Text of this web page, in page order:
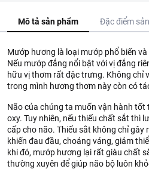
Mô tả sản phẩm Đặc điểm
Mướp hương là loại mướp phổ biến
Nếu mướp đắng nổi bật với vị đắng
hữu vị thơm rất đặc trưng. Không chỉ
trong mình hương thơm này còn có
Não của chúng ta muốn vận hành
oxy. Tuy nhiên, nếu thiếu chất sắt thì
cấp cho não. Thiếu sắt không chỉ gây
khiến đau đầu, choáng váng, giảm
khi đó, mướp hương lại rất giàu chất
thường xuyên để giúp não bộ luôn